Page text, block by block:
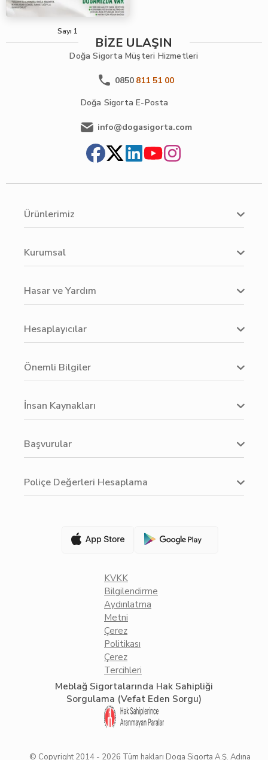
Sayı 1
BİZE ULAŞIN
Doğa Sigorta Müşteri Hizmetleri
0850 811 51 00
Doğa SigortaE-Posta
info@dogasigorta.com
Ürünlerimiz
Kurumsal
Hasar ve Yardım
Hesaplayıcılar
Önemli Bilgiler
İnsan Kaynakları
Başvurular
Poliçe Değerleri Hesaplama
KVKK
Bilgilendirme
Aydınlatma
Metni
Çerez
Politikası
Çerez
Tercihleri
Meblağ Sigortalarında Hak Sahipliği
Sorgulama (Vefat Eden Sorgu)
© Copyright 2014 - 2026 Tüm hakları Doga Sigorta A.Ş. Adına